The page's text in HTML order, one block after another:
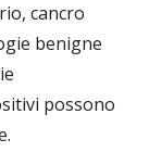
cancro
benigne
possono